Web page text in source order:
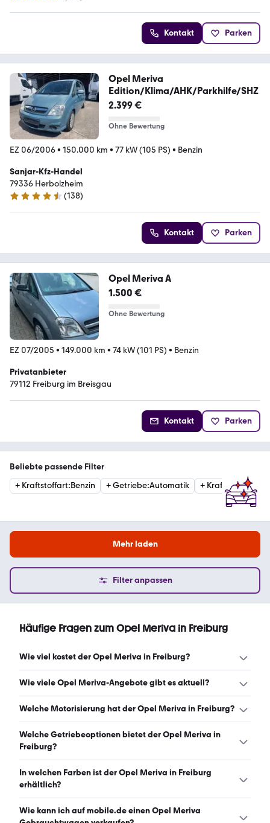
Kontakt Parken
Opel Meriva
Edition/Klima/AHK/Parkhilfe/SHZ
2.399 €
Ohne Bewertung
EZ 06/2006• 150.000 km • 77 kW (105 PS) • Benzin
Sanjar-Kfz-Handel
79336 Herbolzheim
4.5 Sterne
(138)
Kontakt Parken
Opel Meriva A
1.500 €
Ohne Bewertung
EZ 07/2005 • 149.000 km • 74 kW (101 PS) • Benzin
Privatanbieter
79112 Freiburg im Breisgau
Kontakt Parken
Beliebte passende Filter
+ Kraftstoffart:Benzin +Getriebe:Automatik + Kraftstoffart
Mehr laden
Filter anpassen
Häufige Fragen zum Opel Meriva in Freiburg
Wie viel kostet der Opel Meriva in Freiburg?
Ein guter Preis für einen Opel Meriva in Freiburg liegt
Wie viele Opel Meriva-Angebote gibt es aktuell?
Es gibt insgesamt 29 Opel Meriva bei mobile.de, davon
Welche Motorisierung hat der Opel Meriva in Freiburg?
Der Opel Meriva in Freiburg hat Leistungen zwischen 90
und 140 PS. (Stand: 8.8.2026)
Welche Getriebeoptionen bietet der Opel Meriva in
Freiburg?
Der Opel Meriva in Freiburg ist mit manuellem und
automatischem Getriebe erhältlich. (Stand: 8.8.2026)
In welchen Farben ist der Opel Meriva in Freiburg
erhältlich?
Den Opel Meriva in Freiburg gibt es in folgenden Farben:
blau, silber, schwarz, grau, braun und rot. Die häufigste
Wie kann ich auf mobile.de einen Opel Meriva